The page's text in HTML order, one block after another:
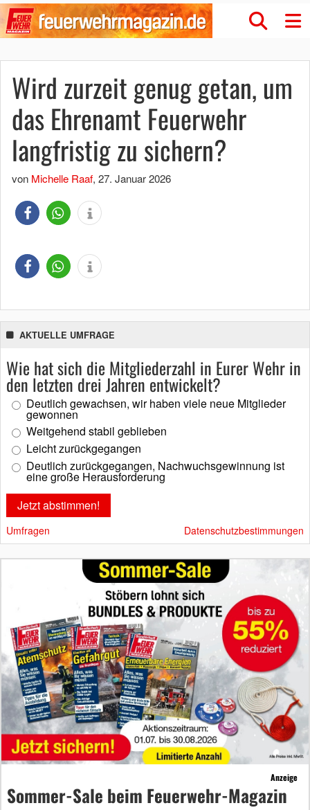
Wird zurzeit genug getan, um
das Ehrenamt Feuerwehr
langfristig zu sichern?
von Michelle Raaf, 27. Januar 2026
AKTUELLE UMFRAGE
Wie hat sich die Mitgliederzahl in Eurer Wehr in
den letzten drei Jahren entwickelt?
Deutlich gewachsen, wir haben viele neue Mitglieder
gewonnen
Weitgehend stabil geblieben
Leicht zurückgegangen
Deutlich zurückgegangen, Nachwuchsgewinnung ist
eine große Herausforderung
Umfragen Datenschutzbestimmungen
Anzeige
Sommer-Sale beim Feuerwehr-Magazin